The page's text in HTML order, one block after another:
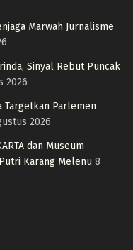
Marwah Jurnalisme
Sinyal Rebut Puncak
2026
Targetkan Parlemen
2026
dan Museum
Karang Melenu 8